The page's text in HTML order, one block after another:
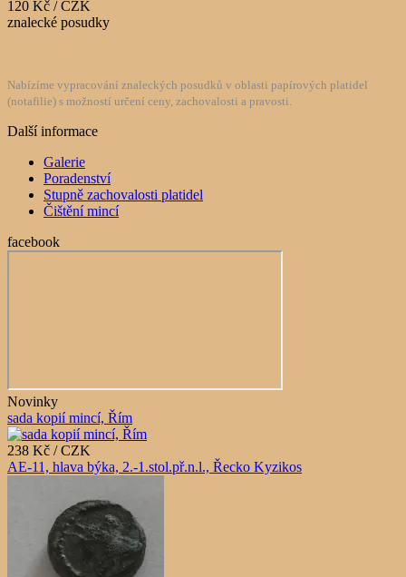
120 Kč / CZK
znalecké posudky
Nabízíme vypracování znaleckých posudků v oblasti papírových platidel
(notafilie) s možností určení ceny, zachovalosti a pravosti.
Další informace
Galerie
Poradenství
Stupně zachovalosti platidel
Čištění mincí
facebook
Novinky
sada kopií mincí, Řím
238 Kč / CZK
AE-11, hlava býka, 2.-1.stol.př.n.l., Řecko Kyzikos